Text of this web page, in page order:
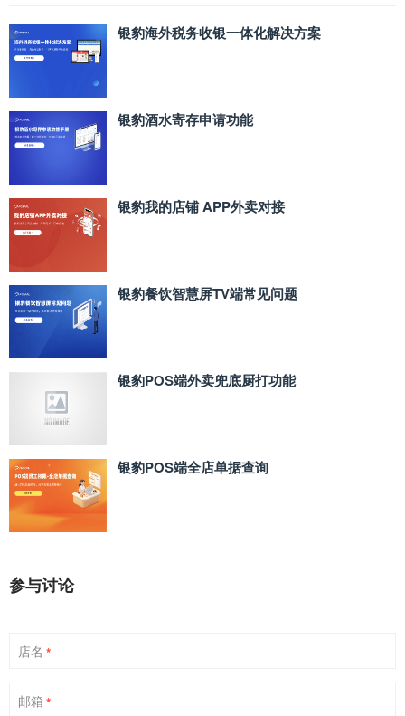
银豹海外税务收银一体化解决方案
银豹酒水寄存申请功能
银豹我的店铺 APP外卖对接
银豹餐饮智慧屏TV端常见问题
银豹POS端外卖兜底厨打功能
银豹POS端全店单据查询
参与讨论
店名 *
邮箱 *